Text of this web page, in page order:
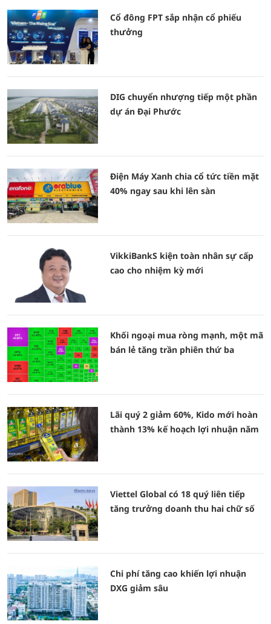
Cổ đông FPT sắp nhận cổ phiếu
thưởng
DIG chuyển nhượng tiếp một phần
dự án Đại Phước
Điện Máy Xanh chia cổ tức tiền mặt
40% ngay sau khi lên sàn
VikkiBankS kiện toàn nhân sự cấp
cao cho nhiệm kỳ mới
Khối ngoại mua ròng mạnh, một mã
bán lẻ tăng trần phiên thứ ba
Lãi quý 2 giảm 60%, Kido mới hoàn
thành 13% kế hoạch lợi nhuận năm
Viettel Global có 18 quý liên tiếp
tăng trưởng doanh thu hai chữ số
Chi phí tăng cao khiến lợi nhuận
DXG giảm sâu